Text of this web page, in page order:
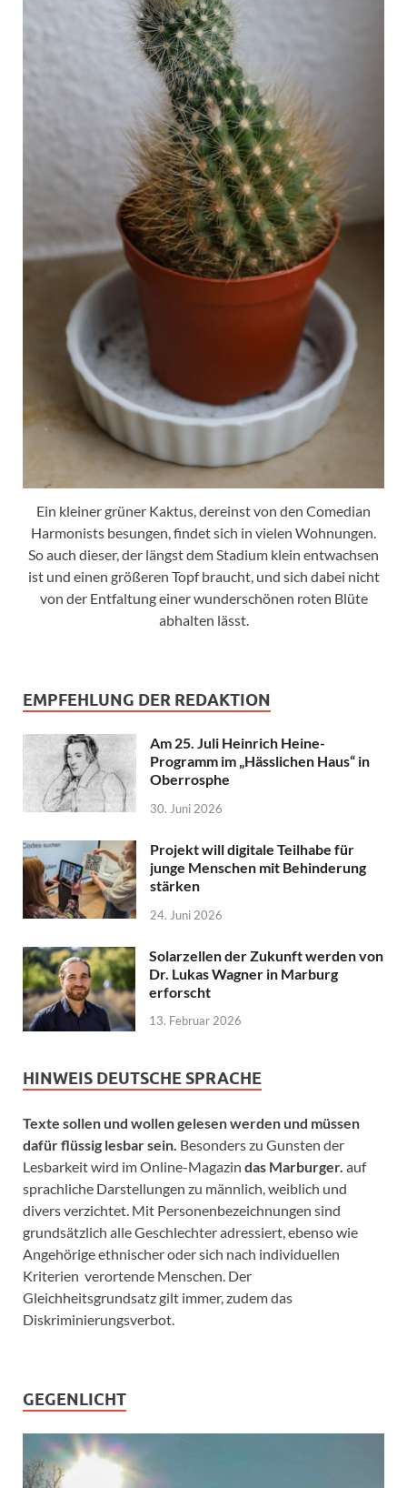
Ein kleiner grüner Kaktus, dereinst von den Comedian
Harmonists besungen, findet sich in vielen Wohnungen.
So auch dieser, der längst dem Stadium klein entwachsen
ist und einen größeren Topf braucht, und sich dabei nicht
von der Entfaltung einer wunderschönen roten Blüte
abhalten lässt.
EMPFEHLUNG DER REDAKTION
Am 25. Juli Heinrich Heine-
Programm im „Hässlichen Haus“ in
Oberrosphe
30. Juni 2026
Projekt will digitale Teilhabe für
junge Menschen mit Behinderung
stärken
24. Juni 2026
Solarzellen der Zukunft werden von
Dr. Lukas Wagner in Marburg
erforscht
13. Februar 2026
HINWEIS DEUTSCHE SPRACHE
Texte sollen und wollen gelesen werden und müssen
dafür flüssig lesbar sein. Besonders zu Gunsten der
Lesbarkeit wird im Online-Magazin das Marburger. auf
sprachliche Darstellungen zu männlich, weiblich und
divers verzichtet. Mit Personenbezeichnungen sind
grundsätzlich alle Geschlechter adressiert, ebenso wie
Angehörige ethnischer oder sich nach individuellen
Kriterien verortende Menschen. Der
Gleichheitsgrundsatz gilt immer, zudem das
Diskriminierungsverbot.
GEGENLICHT